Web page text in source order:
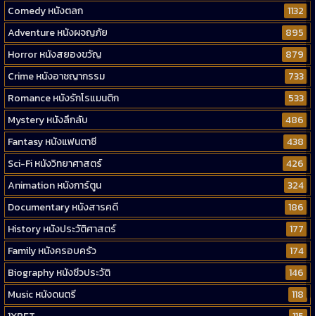
Comedy หนังตลก
1132
Adventure หนังผจญภัย
895
Horror หนังสยองขวัญ
879
Crime หนังอาชญากรรม
733
Romance หนังรักโรแมนติก
533
Mystery หนังลึกลับ
486
Fantasy หนังแฟนตาซี
438
Sci-Fi หนังวิทยาศาสตร์
426
Animation หนังการ์ตูน
324
Documentary หนังสารคดี
186
History หนังประวัติศาสตร์
177
Family หนังครอบครัว
174
Biography หนังชีวประวัติ
146
Music หนังดนตรี
118